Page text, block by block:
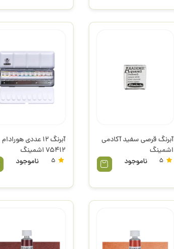
آبرنگ قرصی سفید آکادمی
اشمینگ
ناموجود
آبرنگ 12 عددی هورادام
75412 اشمینگ
5 ناموجود